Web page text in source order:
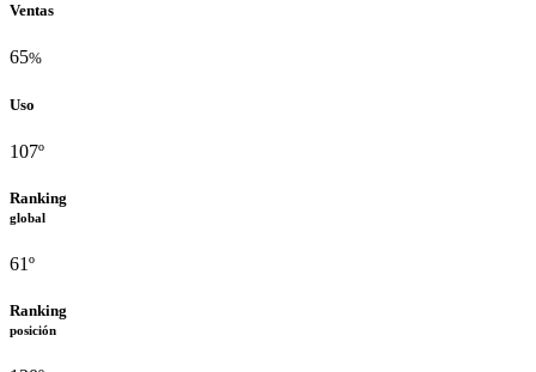
Ventas
65%
Uso
107º
Ranking
global
61º
Ranking
posición